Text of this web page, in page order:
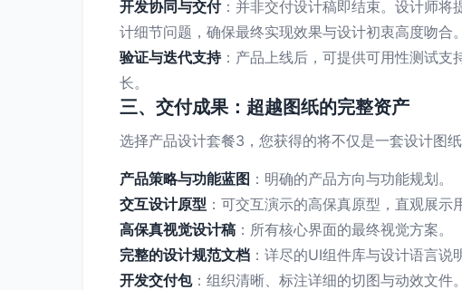
开发协同与交付：并非交付设计稿即结束。设计师将
计细节问题，确保最终实现效果与设计初衷高度吻合。
验证与迭代支持：产品上线后，可提供可用性测试支
长。
三、交付成果：超越图纸的完整资产
选择产品设计套餐3，您获得的将不仅是一套设计图
产品策略与功能蓝图 ：明确的产品方向与功能规划。
交互设计原型 ：可交互演示的高保真原型，直观展示
高保真视觉设计稿 ：所有核心界面的最终视觉方案。
完整的设计规范文档 ：详尽的UI组件库与设计语言说
开发交付包：组织清晰、标注详细的切图与动效文件。